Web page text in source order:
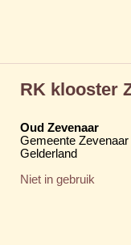
RK klooster
Oud Zevenaar
Gemeente Zevenaar
Gelderland
Niet in gebruik